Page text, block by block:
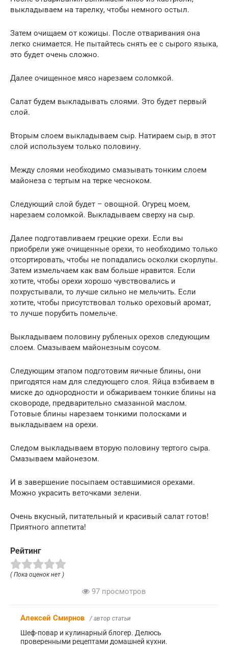
выкладываем на тарелку, чтобы немного остыл.
Затем очищаем от кожицы. После отваривания она
легко снимается. Не пытайтесь снять ее с сырого языка,
это будет очень сложно.
Далее очищенное мясо нарезаем соломкой.
Салат будем выкладывать слоями. Это будет первый
слой.
Вторым слоем выкладываем сыр. Натираем сыр, в этот
слой используем только половину.
Между слоями необходимо смазывать тонким слоем
майонеза с тертым на терке чесноком.
Следующий слой будет – овощной. Огурец моем,
нарезаем соломкой. Выкладываем сверху на сыр.
Далее подготавливаем грецкие орехи. Если вы
приобрели уже очищенные орехи, то необходимо только
отсортировать, чтобы не попадались осколки скорлупы.
Затем измельчаем как вам больше нравится. Если
хотите, чтобы орехи хорошо чувствовались и
похрустывали, то лучше сильно не мельчить. Если
хотите, чтобы присутствовал только ореховый аромат,
то лучше порубить помельче.
Выкладываем половину рубленых орехов следующим
слоем. Смазываем майонезным соусом.
Следующим этапом подготовим яичные блины, они
пригодятся нам для следующего слоя. Яйца взбиваем в
миске до однородности и обжариваем тонкие блины на
сковороде, предварительно смазанной маслом.
Готовые блины нарезаем тонкими полосками и
выкладываем на орехи.
Следом выкладываем вторую половину тертого сыра.
Смазываем майонезом.
И в завершение посыпаем оставшимися орехами.
Можно украсить веточками зелени.
Очень вкусный, питательный и красивый салат готов!
Приятного аппетита!
Рейтинг
( Пока оценок нет )
97 просмотров
Алексей Смирнов / автор статьи
Шеф-повар и кулинарный блогер. Делюсь
проверенными рецептами домашней кухни.